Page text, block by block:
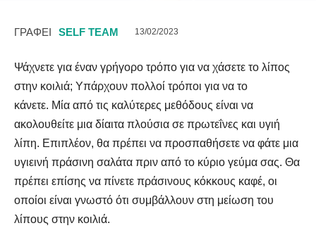
ΓΡΑΦΕΙ SELF TEAM 13/02/2023
Ψάχνετε για έναν γρήγορο τρόπο για να χάσετε το λίπος
στην κοιλιά; Υπάρχουν πολλοί τρόποι για να το
κάνετε. Μία από τις καλύτερες μεθόδους είναι να
ακολουθείτε μια δίαιτα πλούσια σε πρωτεΐνες και υγιή
λίπη. Επιπλέον, θα πρέπει να προσπαθήσετε να φάτε μια
υγιεινή πράσινη σαλάτα πριν από το κύριο γεύμα σας. Θα
πρέπει επίσης να πίνετε πράσινους κόκκους καφέ, οι
οποίοι είναι γνωστό ότι συμβάλλουν στη μείωση του
λίπους στην κοιλιά.